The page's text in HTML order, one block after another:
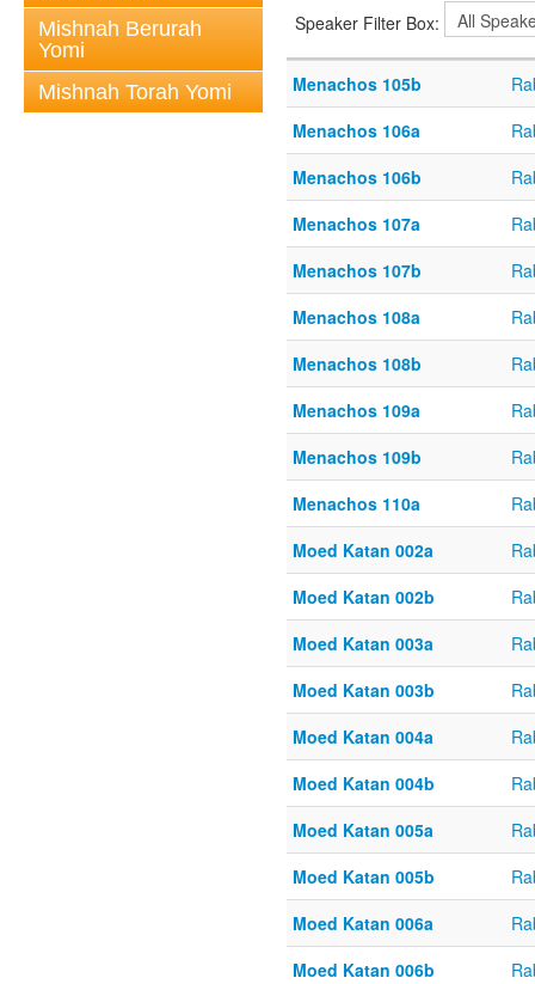
Mishnah Berurah
Yomi
Mishnah Torah Yomi
Speaker Filter Box:
Menachos 105b
Menachos 106a
Menachos 106b
Menachos 107a
Menachos 107b
Menachos 108a
Menachos 108b
Menachos 109a
Menachos 109b
Menachos 110a
Moed Katan 002a
Moed Katan 002b
Moed Katan 003a
Moed Katan 003b
Moed Katan 004a
Moed Katan 004b
Moed Katan 005a
Moed Katan 005b
Moed Katan 006a
Moed Katan 006b